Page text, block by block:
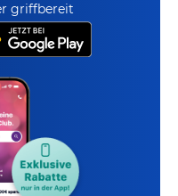
griffbereit